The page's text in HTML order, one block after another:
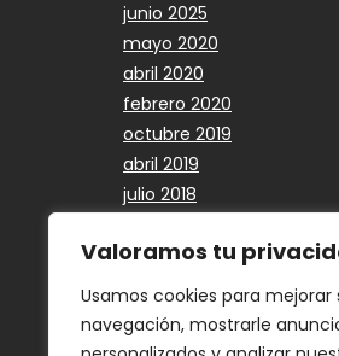
Valoramos tu
Usamos cookies para mejorar
navegación, mostrarle
junio 2025
mayo 2020
abril 2020
febrero 2020
octubre 2019
abril 2019
julio 2018
marzo 2018
octubre 2017
mayo 2017
marzo 2017